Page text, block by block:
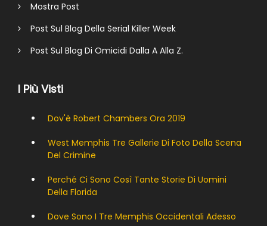
Mostra Post
Post Sul Blog Della Serial Killer Week
Post Sul Blog Di Omicidi Dalla A Alla Z.
I Più Visti
Dov'è Robert Chambers Ora 2019
West Memphis Tre Gallerie Di Foto Della Scena
Del Crimine
Perché Ci Sono Così Tante Storie Di Uomini
Della Florida
Dove Sono I Tre Memphis Occidentali Adesso